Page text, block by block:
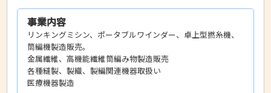
事業内容
リンキングミシン、ポータブルワインダー、卓上型撚糸機、
筒編機製造販売。
金属繊維、高機能繊維筒編み物製造販売
各種縫製、製織、製編関連機器取扱い
医療機器製造